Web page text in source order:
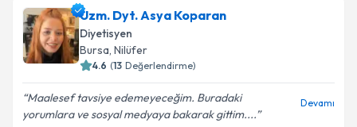
Uzm. Dyt. Asya Koparan
Diyetisyen
Bursa, Nilüfer
4.6 (13 Değerlendirme)
Maalesef tavsiye edemeyeceğim. Buradaki
yorumlara ve sosyal medyaya bakarak gittim....
Devamı